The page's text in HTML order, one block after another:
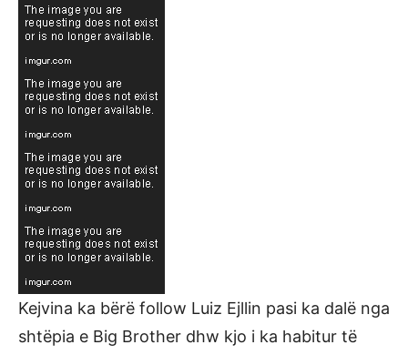
Kejvina ka bërë follow Luiz Ejllin pasi ka dalë nga
shtëpia e Big Brother dhw kjo i ka habitur të